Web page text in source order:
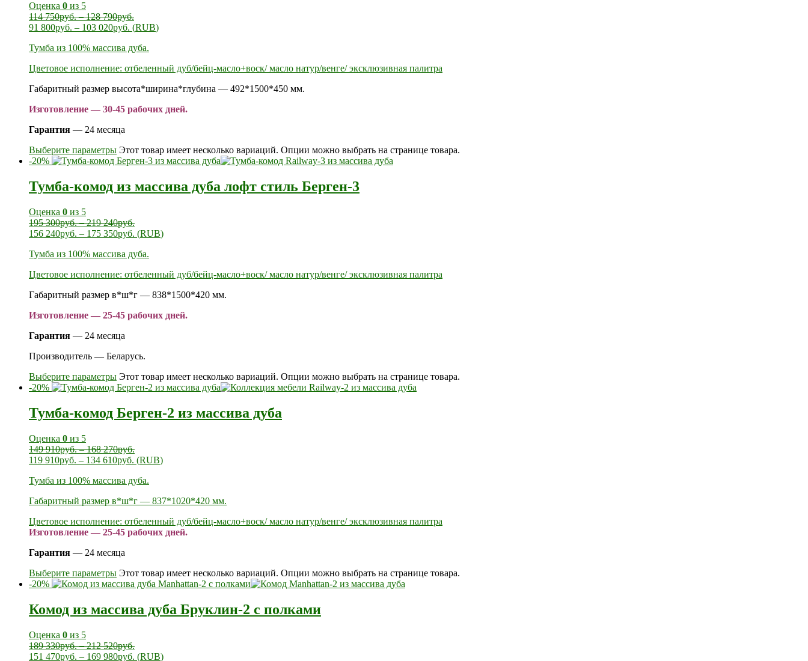
Оценка 0 из 5
114 750руб.–128 790руб.
91 800руб. – 103 020руб. (RUB)
Тумба из 100% массива дуба.
Цветовое исполнение: отбеленный дуб/бейц-масло+воск/ масло натур/венге/ эксклюзивная палитра
Габаритный размер высота*ширина*глубина — 492*1500*450 мм.
Изготовление — 30-45 рабочих дней.
Гарантия — 24 месяца
Выберите параметры Этот товар имеет несколько вариаций. Опции можно выбрать на странице товара.
-20%
Тумба-комод из массива дуба лофт стиль Берген-3
Оценка 0 из 5
195 300руб.–219 240руб.
156 240руб. – 175 350руб. (RUB)
Тумба из 100% массива дуба.
Цветовое исполнение: отбеленный дуб/бейц-масло+воск/ масло натур/венге/ эксклюзивная палитра
Габаритный размер в*ш*г — 838*1500*420 мм.
Изготовление — 25-45 рабочих дней.
Гарантия — 24 месяца
Производитель — Беларусь.
Выберите параметры Этот товар имеет несколько вариаций. Опции можно выбрать на странице товара.
-20%
Тумба-комод Берген-2 из массива дуба
Оценка 0 из 5
149 910руб.–168 270руб.
119 910руб. – 134 610руб. (RUB)
Тумба из 100% массива дуба.
Габаритный размер в*ш*г — 837*1020*420 мм.
Цветовое исполнение: отбеленный дуб/бейц-масло+воск/ масло натур/венге/ эксклюзивная палитра
Изготовление — 25-45 рабочих дней.
Гарантия — 24 месяца
Выберите параметры Этот товар имеет несколько вариаций. Опции можно выбрать на странице товара.
-20%
Комод из массива дуба Бруклин-2 с полками
Оценка 0 из 5
189 330руб.–212 520руб.
151 470руб. – 169 980руб. (RUB)